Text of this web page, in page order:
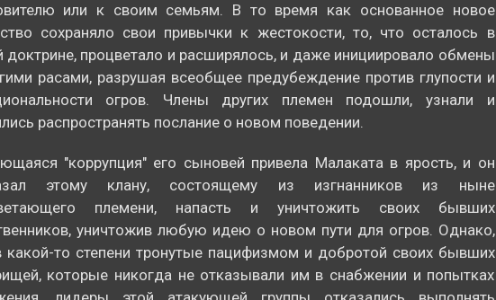
или к своим семьям. В то время как основанное новое
сохраняло свои привычки к жестокости, то, что осталось в
доктрине, процветало и расширялось, и даже инициировало обмены
расами, разрушая всеобщее предубеждение против глупости и
огров. Члены других племен подошли, узнали и
распространять послание о новом поведении.
"коррупция" его сыновей привела Малаката в ярость, и он
этому клану, состоящему из изгнанников из ныне
племени, напасть и уничтожить своих бывших
уничтожив любую идею о новом пути для огров. Однако,
какой-то степени тронутые пацифизмом и добротой своих бывших
которые никогда не отказывали им в снабжении и попытках